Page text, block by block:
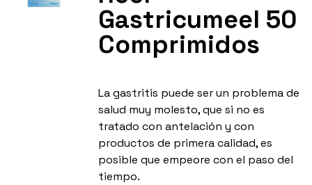
Gastricumeel 50
Comprimidos
La gastritis puede ser un problema de
salud muy molesto, que si no es
tratado con antelación y con
productos de primera calidad, es
posible que empeore con el paso del
tiempo.